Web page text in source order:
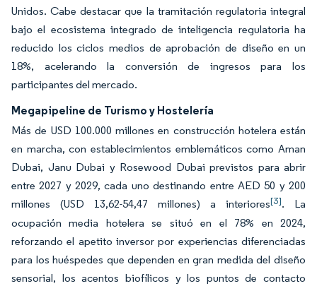
Unidos. Cabe destacar que la tramitación regulatoria integral
bajo el ecosistema integrado de inteligencia regulatoria ha
reducido los ciclos medios de aprobación de diseño en un
18%, acelerando la conversión de ingresos para los
participantes del mercado.
Megapipeline de Turismo y Hostelería
Más de USD 100.000 millones en construcción hotelera están
en marcha, con establecimientos emblemáticos como Aman
Dubai, Janu Dubai y Rosewood Dubai previstos para abrir
entre 2027 y 2029, cada uno destinando entre AED 50 y 200
millones (USD 13,62-54,47 millones) a interiores[3]. La
ocupación media hotelera se situó en el 78% en 2024,
reforzando el apetito inversor por experiencias diferenciadas
para los huéspedes que dependen en gran medida del diseño
sensorial, los acentos biofílicos y los puntos de contacto